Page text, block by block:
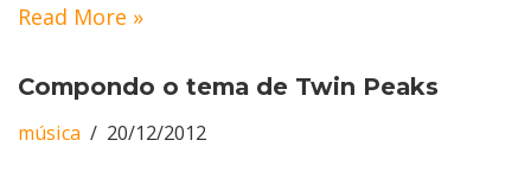
Read More »
Compondo o tema de Twin Peaks
música 20/12/2012